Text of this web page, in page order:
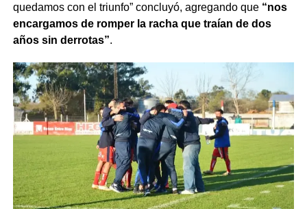
quedamos con el triunfo” concluyó, agregando que “nos
encargamos de romper la racha que traían de dos
años sin derrotas”.